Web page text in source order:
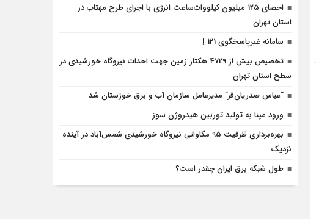
احصای 125 میلیون کیلووات‌ساعت انرژی با اجرای طرح مهتاب در
استان تهران
سامانه غیرپاسخگوی 121 !
تخصیص بیش از 4729 هکتار زمین جهت احداث نیروگاه‌ خورشیدی در
سطح استان تهران
“عباس صدریان‌فر” مدیرعامل سازمان آب و برق خوزستان شد
ورود مپنا به تولید توربین هیدروژن سوز
بهره‌برداری ظرفیت 95 مگاواتی نیروگاه خورشیدی شمس‌آباد در آینده
نزدیک
طول شبکه برق ایران چقدر است؟